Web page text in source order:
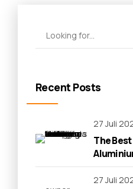
Recent Posts
27 Juli
The
di Solo
27 Juli